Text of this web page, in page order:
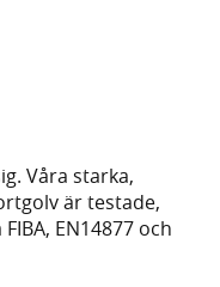
Våra starka,
är testade,
EN14877 och